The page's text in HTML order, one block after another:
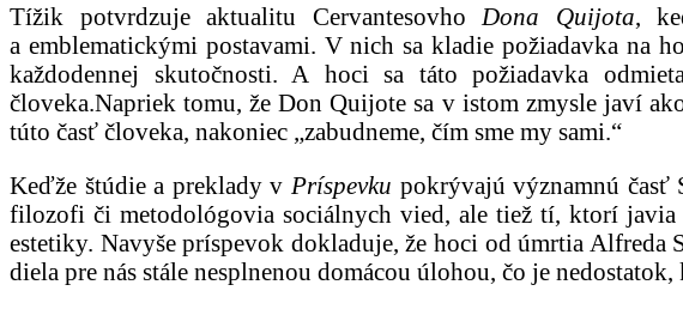
Tížik potvrdzuje aktualitu Cervantesovho Dona Quijota,
a emblematickými postavami. V nich sa kladie požiadavka na
každodennej skutočnosti. A hoci sa táto požiadavka
človeka.Napriek tomu, že Don Quijote sa v istom zmysle javí
túto časť človeka, nakoniec „zabudneme, čím sme my sami.“
Keďže štúdie a preklady v Príspevku pokrývajú významnú časť
filozofi či metodológovia sociálnych vied, ale tiež tí, ktorí
estetiky. Navyše príspevok dokladuje, že hoci od úmrtia Alfreda
diela pre nás stále nesplnenou domácou úlohou, čo je nedostatok,